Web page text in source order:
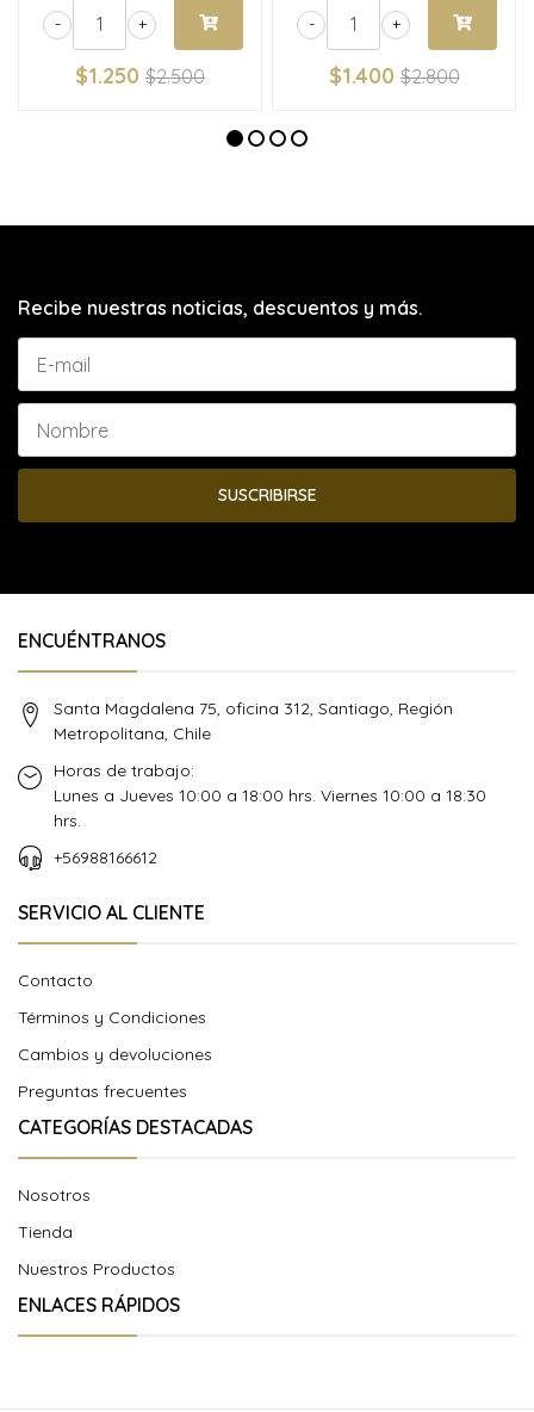
+
-
$1.250 $2.500
+
-
$1.400 $2.800
Recibe nuestras noticias, descuentos y más.
SUSCRIBIRSE
ENCUÉNTRANOS
Santa Magdalena 75, oficina 312, Santiago, Región
Metropolitana, Chile
Horas de trabajo:
Lunes a Jueves 10:00 a 18:00 hrs. Viernes 10:00 a 18:30
hrs.
+56988166612
SERVICIO AL CLIENTE
Contacto
Términos y Condiciones
Cambios y devoluciones
Preguntas frecuentes
CATEGORÍAS DESTACADAS
Nosotros
Tienda
Nuestros Productos
ENLACES RÁPIDOS